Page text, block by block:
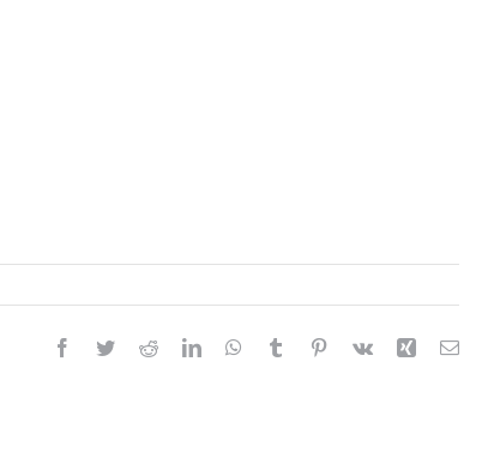
Facebook
TwitterRedditLinkedInWhatsApp
Tumblr Pinterest
Vk Xing Email